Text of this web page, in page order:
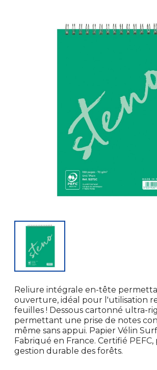
All the collections
Reliure intégrale en-tête
ouverture, idéal pour l'utilisation
feuilles ! Dessous cartonné ultra-
permettant une prise de notes
même sans appui. Papier Vélin
Fabriqué en France. Certifié PEFC,
gestion durable des forêts.